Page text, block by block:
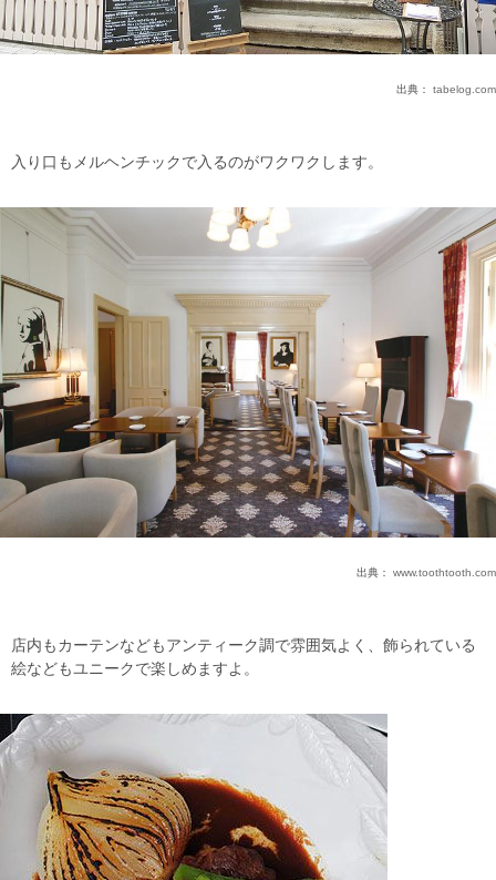
出典： tabelog.com
入り口もメルヘンチックで入るのがワクワクします。
出典： www.toothtooth.com
店内もカーテンなどもアンティーク調で雰囲気よく、飾られている
絵などもユニークで楽しめますよ。